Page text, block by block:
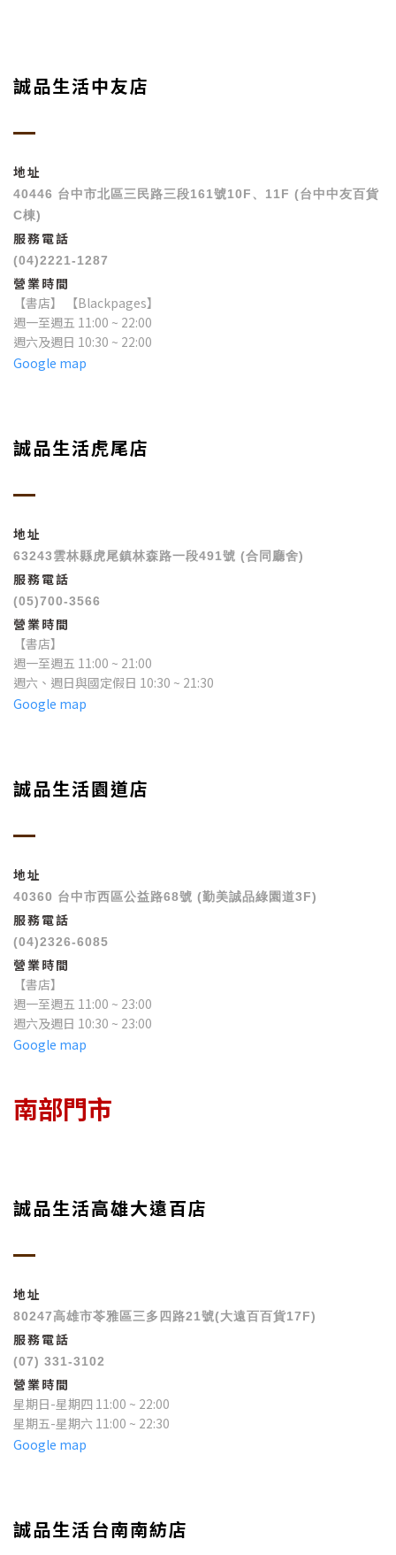
誠品生活中友店
地址
40446 台中市北區三民路三段161號10F、11F (台中中友百貨
C棟)
服務電話
(04)2221-1287
營業時間
【書店】 【Blackpages】
週一至週五 11:00 ~ 22:00
週六及週日 10:30 ~ 22:00
Google map
誠品生活虎尾店
地址
63243雲林縣虎尾鎮林森路一段491號 (合同廳舍)
服務電話
(05)700-3566
營業時間
【書店】
週一至週五 11:00 ~ 21:00
週六、週日與國定假日 10:30 ~ 21:30
Google map
誠品生活園道店
地址
40360 台中市西區公益路68號 (勤美誠品綠園道3F)
服務電話
(04)2326-6085
營業時間
【書店】
週一至週五 11:00 ~ 23:00
週六及週日 10:30 ~ 23:00
Google map
南部門市
誠品生活高雄大遠百店
地址
80247高雄市苓雅區三多四路21號(大遠百百貨17F)
服務電話
(07) 331-3102
營業時間
星期日-星期四 11:00 ~ 22:00
星期五-星期六 11:00 ~ 22:30
Google map
誠品生活台南南紡店